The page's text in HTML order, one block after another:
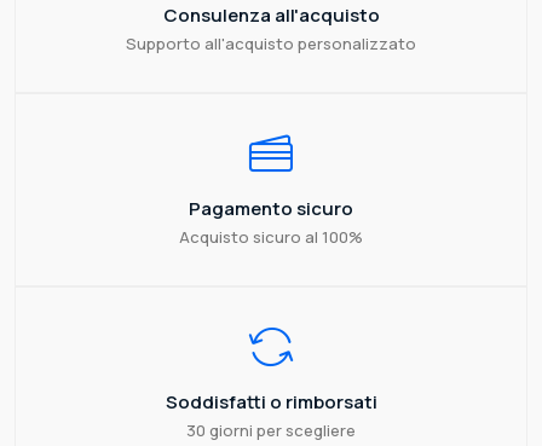
Consulenza all'acquisto
Supporto all'acquisto personalizzato
Pagamento sicuro
Acquisto sicuro al 100%
Soddisfatti o rimborsati
30 giorni per scegliere